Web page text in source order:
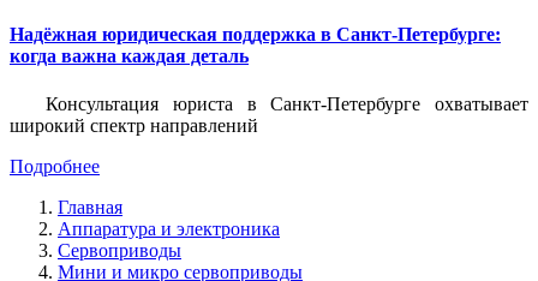
Надёжная юридическая поддержка в Санкт-Петербурге:
когда важна каждая деталь
Консультация юриста в Санкт-Петербурге охватывает
широкий спектр направлений
Подробнее
Главная
Аппаратура и электроника
Сервоприводы
Мини и микро сервоприводы